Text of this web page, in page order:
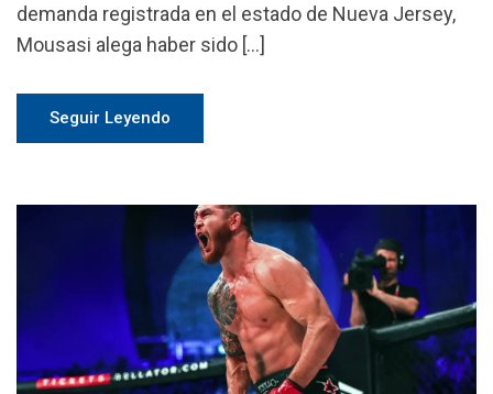
demanda registrada en el estado de Nueva Jersey,
Mousasi alega haber sido […]
Seguir Leyendo